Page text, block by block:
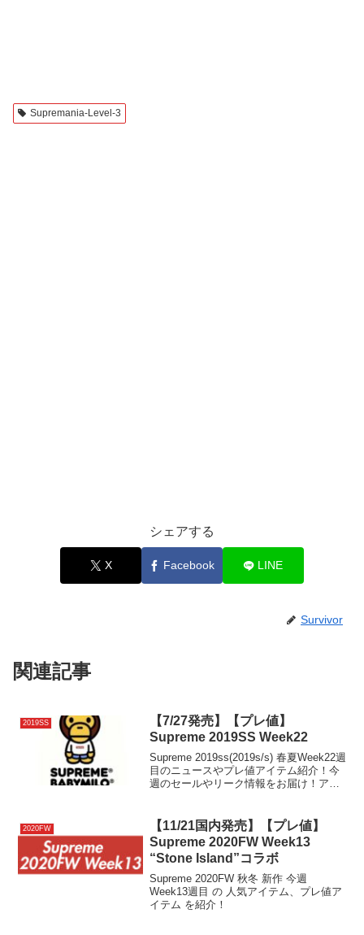
Supremania-Level-3
シェアする
X Facebook LINE
Survivor
関連記事
2019SS
【7/27発売】【プレ値】
Supreme 2019SS Week22
Supreme 2019ss(2019s/s) 春夏Week22週
目のニュースやプレ値アイテム紹介！今
週のセールやリーク情報をお届け！アマ
Yahoo auction Mercari Rakuma Buymaで
副業的に利益を稼ぐ儲けるせどり転売 無
用
2020FW
【11/21国内発売】【プレ値】
Supreme 2020FW Week13
“Stone Island”コラボ
Supreme 2020FW 秋冬 新作 今週
Week13週目 の 人気アイテム、プレ値ア
イテム を紹介！